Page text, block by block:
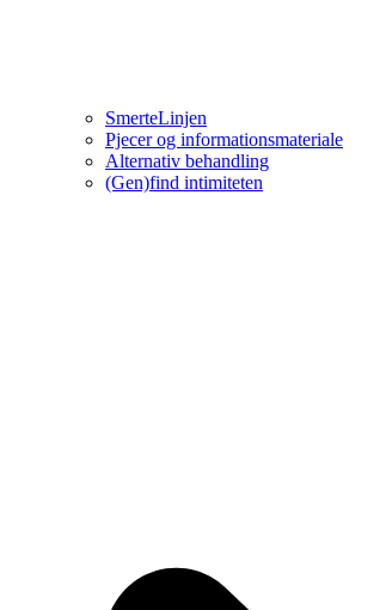
SmerteLinjen
Pjecer og informationsmateriale
Alternativ behandling
(Gen)find intimiteten